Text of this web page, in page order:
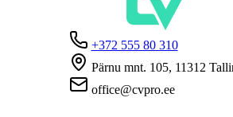
+372 555 80 310
Pärnu mnt. 105, 11312
office@cvpro.ee